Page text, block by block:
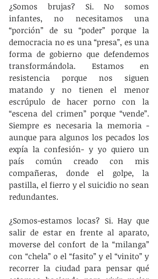
¿Somos brujas? Si. No somos
infantes, no necesitamos una
“porción” de su “poder” porque la
democracia no es una “presa”, es una
forma de gobierno que defendemos
transformándola. Estamos en
resistencia porque nos siguen
matando y no tienen el menor
escrúpulo de hacer porno con la
“escena del crimen” porque “vende”.
Siempre es necesaria la memoria -
aunque para algunos los pecados los
expía la confesión- y yo quiero un
país común creado con mis
compañeras, donde el golpe, la
pastilla, el fierro y el suicidio no sean
redundantes.
¿Somos-estamos locas? Si. Hay que
salir de estar en frente al aparato,
moverse del confort de la “milanga”
con “chela” o el “fasito” y el “vinito” y
recorrer la ciudad para pensar qué